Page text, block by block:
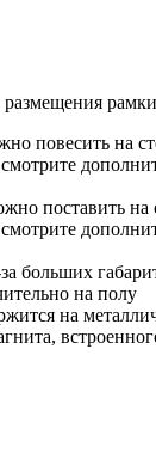
рамки
повесить на
поставить на
больших
на полу
на